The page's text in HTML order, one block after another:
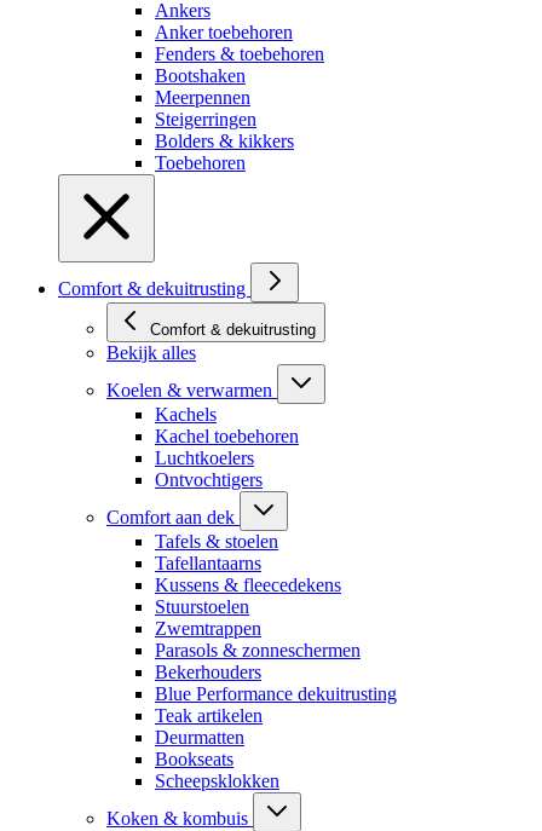
Ankers
Anker toebehoren
Fenders & toebehoren
Bootshaken
Meerpennen
Steigerringen
Bolders & kikkers
Toebehoren
Comfort & dekuitrusting
Comfort & dekuitrusting
Bekijk alles
Koelen & verwarmen
Kachels
Kachel toebehoren
Luchtkoelers
Ontvochtigers
Comfort aan dek
Tafels & stoelen
Tafellantaarns
Kussens & fleecedekens
Stuurstoelen
Zwemtrappen
Parasols & zonneschermen
Bekerhouders
Blue Performance dekuitrusting
Teak artikelen
Deurmatten
Bookseats
Scheepsklokken
Koken & kombuis